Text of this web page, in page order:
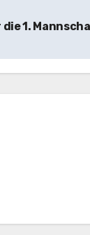
1.